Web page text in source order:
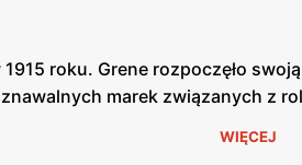
roku. Grene rozpoczęło
marek związanych z
WIĘCEJ